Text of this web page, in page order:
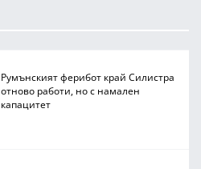
Румънският ферибот край Силистра
отново работи, но с намален
капацитет